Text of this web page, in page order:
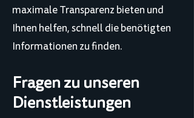
maximale Transparenz bieten und
Ihnen helfen, schnell die benötigten
Informationen zu finden.
Fragen zu unseren
Dienstleistungen